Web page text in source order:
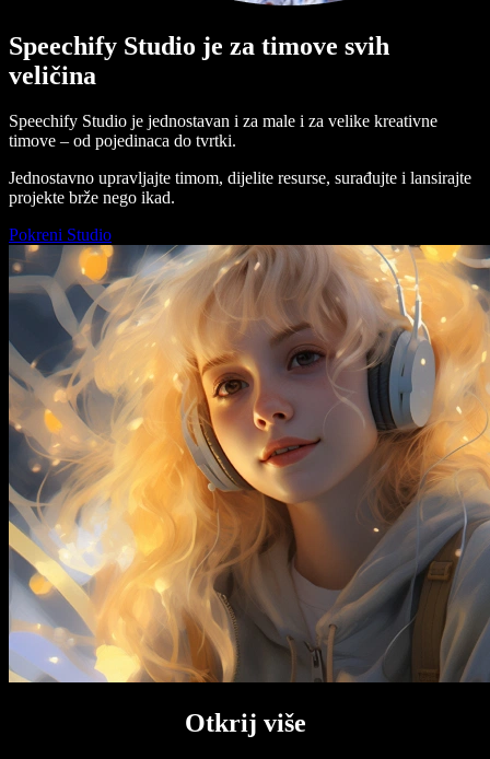
Speechify Studio je za timove svih
veličina
Speechify Studio je jednostavan i za male i za velike kreativne
timove – od pojedinaca do tvrtki.
Jednostavno upravljajte timom, dijelite resurse, surađujte i lansirajte
projekte brže nego ikad.
Pokreni Studio
Otkrij više